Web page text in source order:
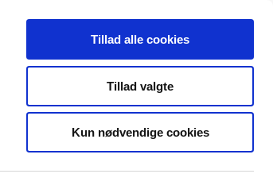
Tillad alle cookies
Tillad valgte
Kun nødvendige cookies
Særlige
produktområder